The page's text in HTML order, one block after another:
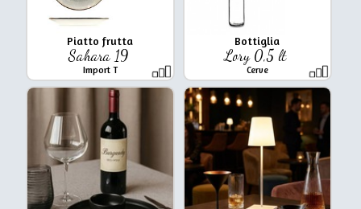
Piatto frutta
Sahara 19
Import T
Bottiglia
Lory 0,5 lt
Cerve